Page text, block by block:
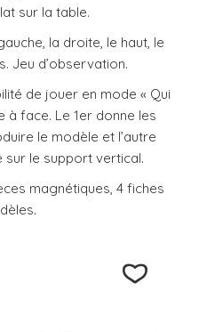
sur la table.
la droite, le haut, le
Jeu d’observation.
de jouer en mode « Qui
à face. Le 1er donne les
le modèle et l’autre
le support vertical.
magnétiques, 4 fiches